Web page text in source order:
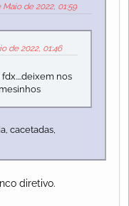
de 2022, 01:59
de 2022, 01:46
nos
cacetadas,
diretivo.